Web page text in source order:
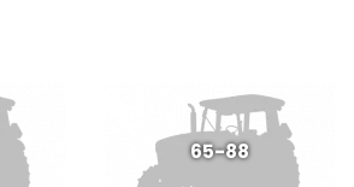
65-88